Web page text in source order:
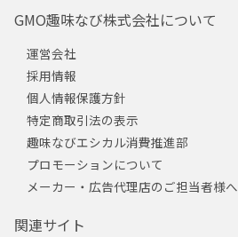
GMO趣味なび株式会社について
運営会社
採用情報
個人情報保護方針
特定商取引法の表示
趣味なびエシカル消費推進部
プロモーションについて
メーカー・広告代理店のご担当者様へ
関連サイト